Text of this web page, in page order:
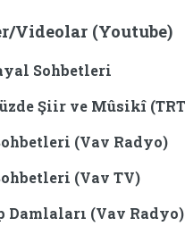
Videolar (Youtube)
Sohbetleri
Şiir ve Mûsikî
(Vav Radyo)
(Vav TV)
Damlaları (Vav Radyo)